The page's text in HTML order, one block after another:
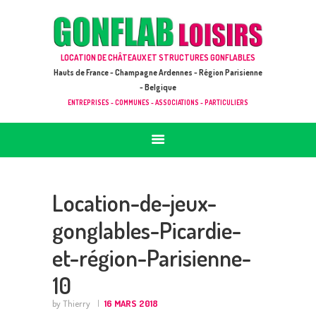
LOCATION DE CHÂTEAUX ET STRUCTURES GONFLABLES
Hauts de France - Champagne Ardennes - Région Parisienne
- Belgique
ENTREPRISES - COMMUNES - ASSOCIATIONS - PARTICULIERS
GONFLAB LOISIRS
ACCUEIL
JEUX À LOUER & PRESTATIONS
CATALOGUE / TARIF
DEMANDE DE DEVIS (SOUS 24H)
Location-de-jeux-
gonglables-Picardie-
et-région-Parisienne-
10
by Thierry 16 MARS 2018